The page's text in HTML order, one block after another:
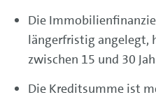
Die
längerfristig angelegt,
zwischen 15 und 30
Die Kreditsumme ist